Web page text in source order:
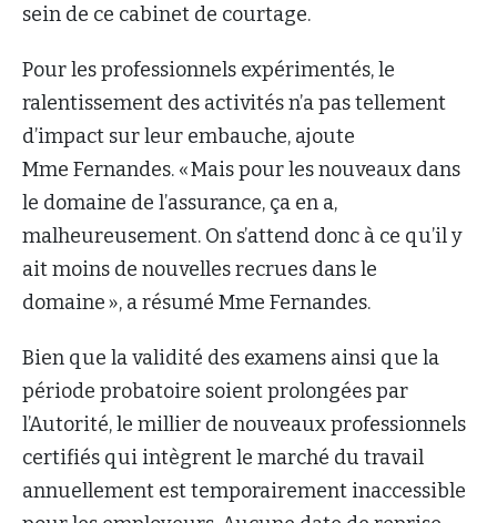
sein de ce cabinet de courtage.
Pour les professionnels expérimentés, le
ralentissement des activités n’a pas tellement
d’impact sur leur embauche, ajoute
Mme Fernandes. « Mais pour les nouveaux dans
le domaine de l’assurance, ça en a,
malheureusement. On s’attend donc à ce qu’il y
ait moins de nouvelles recrues dans le
domaine », a résumé Mme Fernandes.
Bien que la validité des examens ainsi que la
période probatoire soient prolongées par
l’Autorité, le millier de nouveaux professionnels
certifiés qui intègrent le marché du travail
annuellement est temporairement inaccessible